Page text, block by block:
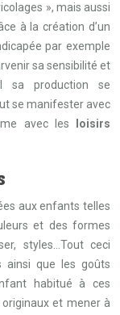
», mais aussi
à la création d’un
par exemple
sa sensibilité et
sa production se
se manifester avec
avec les
loisirs
aux enfants telles
et des formes
styles…Tout ceci
ainsi que les goûts
habitué à ces
et mener à